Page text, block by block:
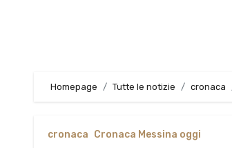
Homepage Tutte le notizie cronaca
cronaca Cronaca Messina oggi